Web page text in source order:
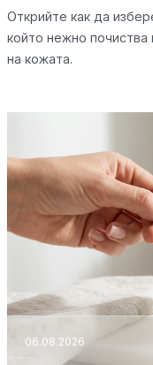
Открийте как да
който нежно почиства
на кожата.
06.08.2026